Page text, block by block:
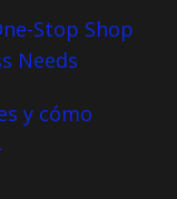
Stop Shop
Needs
y cómo